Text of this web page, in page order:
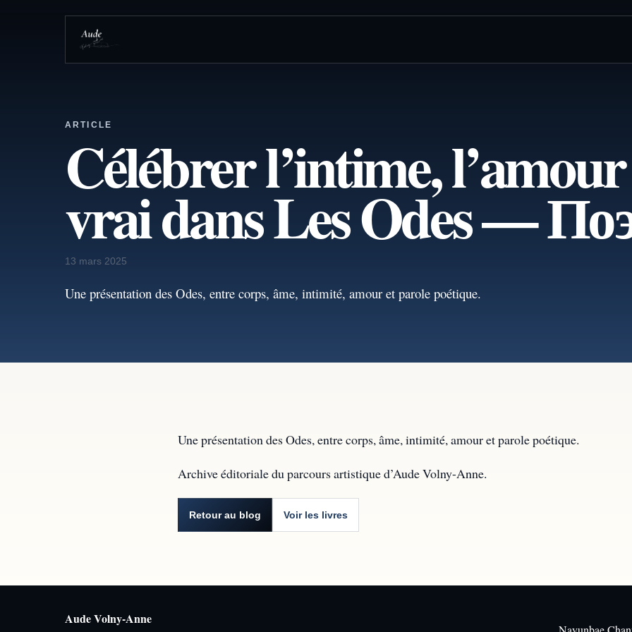
ARTICLE
Célébrer l’intime,
vrai dans Les Odes —
13 mars 2025
Une présentation des Odes, entre corps, âme, intimité, amour et parole poétique.
Une présentation des Odes, entre corps, âme, intimité, amour et parole poétique.
Archive éditoriale du parcours artistique d’Aude Volny-Anne.
Retour au blog Voir les livres
Aude Volny-Anne